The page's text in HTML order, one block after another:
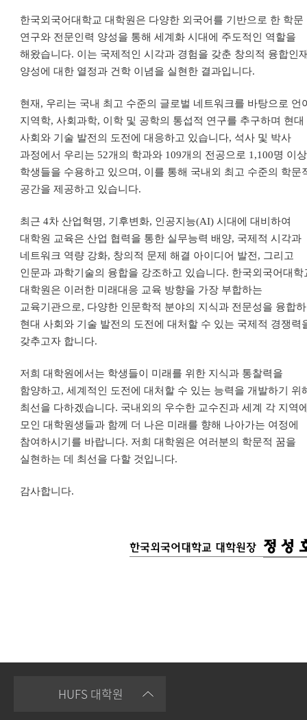
한국외국어대학교 대학원은 다양한 외국어를 기반으로 한 학문
연구와 전문인력 양성을 통해 세계화 시대에 주도적인 역할을
해왔습니다. 이는 국제적인 시각과 경험을 갖춘 창의적 융합인
양성에 대한 열정과 건학 이념을 실현한 결과입니다.
현재 , 우리는 국내 최고 수준의 글로벌 네트워크를 바탕으로 언
지역학,사회과학, 이학 및 공학의 통섭적 연구를 추구하며 현대
사회와 기술 발전의 도전에 대응하고 있습니다, 석사 및 박사
과정에서 우리는 52개의 학과와 109개의 전공으로 1,100명 이
학생들을 수용하고 있으며 , 이를 통해 국내외 최고 수준의 학문
공간을 제공하고 있습니다.
최근4차 산업혁명, 기후변화, 인공지능(AI)시대에 대비하여
대학원 교육은 산업 협력을 통한 실무능력 배양, 국제적 시각과
네트워크 역량 강화, 창의적 문제 해결 아이디어 발전 , 그리고
인문과 과학기술의 융합을 강조하고 있습니다. 한국외국어대학
대학원은 이러한 미래대응 교육 방향을 가장 부합하는
교육기관으로, 다양한 인문학적 분야의 지식과 전문성을 융합
현대 사회와 기술 발전의 도전에 대처할 수 있는 국제적 경쟁력
갖추고자 합니다.
저희 대학원에서는 학생들이 미래를 위한 지식과 통찰력을
함양하고,세계적인 도전에 대처할 수 있는 능력을 개발하기 위
최선을 다하겠습니다. 국내외의 우수한 교수진과세계 각 지역
모인대학원생들과 함께 더 나은 미래를 향해 나아가는 여정에
참여하시기를 바랍니다. 저희 대학원은 여러분의 학문적 꿈을
실현하는 데 최선을 다할 것입니다.
감사합니다.
한국외국어대학교 대학원장 정 성
HUFS 대학원